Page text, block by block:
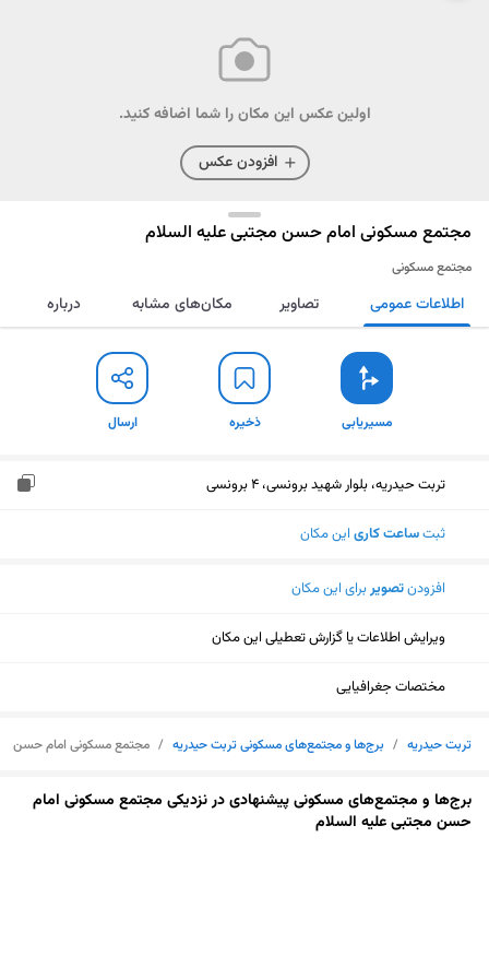
اولین عکس این مکان را شما اضافه کنید.
افزودن عکس
مجتمع مسکونی امام حسن مجتبی علیه السلام
مجتمع مسکونی
مسیریابی ذخیره ارسال اطلاعات عمومی تصاویر مکان‌های مشابه درباره
مسیریابی ذخیره ارسال
تربت حیدریه، بلوار شهید برونسی، 4 برونسی
ثبتساعت کاری این مکان
افزودنتصویربرای این مکان
ویرایش اطلاعات یا گزارش تعطیلی این مکان
مختصات جغرافیایی
تربت حیدریه / برج‌ها و مجتمع‌های مسکونی تربت حیدریه / مجتمع مسکونی امام حسن
برج‌ها و مجتمع‌های مسکونی پیشنهادی در نزدیکی مجتمع مسکونی امام
حسن مجتبی علیه السلام